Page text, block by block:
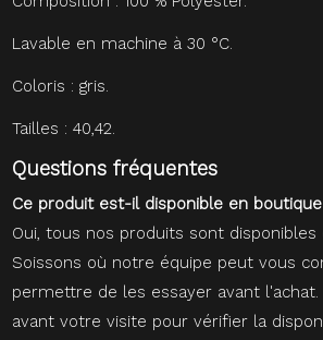
Lavable en machine à 30 °C.
Coloris : gris.
Tailles : 40,42.
Questions fréquentes
Ce produit est-il disponible en
Oui, tous nos produits sont disponibles
Soissons où notre équipe peut vous
permettre de les essayer avant l'achat.
avant votre visite pour vérifier la